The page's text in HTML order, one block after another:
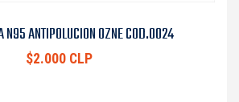
N95 ANTIPOLUCION OZNE COD.0024
$2.000 CLP